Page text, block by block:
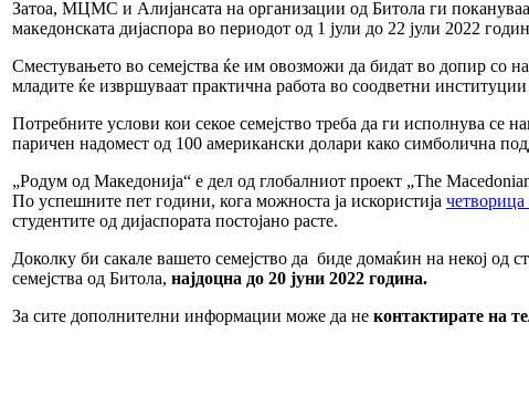
Затоа, МЦМС и Алијансата на организации од Битола ги
македонската дијаспора во периодот од 1 јули до 22 јули 2022
Сместувањето во семејства ќе им овозможи да бидат во допир со
младите ќе извршуваат практична работа во соодветни
Потребните услови кои секое семејство треба да ги исполнува се
паричен надомест од 100 американски долари како симболична
„Родум од Македонија“ е дел од глобалниот проект „The
По успешните пет години, кога можноста ја искористија четворица
студентите од дијаспората постојано расте.
Доколку би сакале вашето семејство да биде домаќин на некој од
семејства од Битола, најдоцна до 20 јуни 2022 година.
За сите дополнителни информации може да не контактирате на